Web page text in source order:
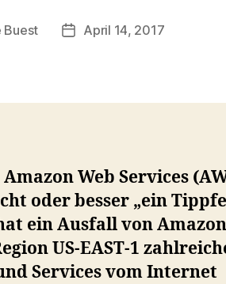
Buest
PostApril 14, 2017
Web Services
oder besser „ein
ein Ausfall von
US-EAST-1
Services vom Internet